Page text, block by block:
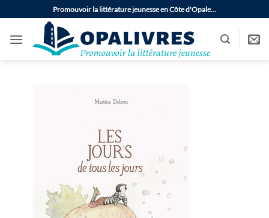
au
contenu
Promouvoir la littérature jeunesse en Côte d'Opale…